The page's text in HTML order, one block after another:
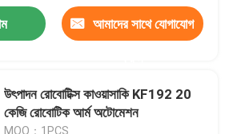
আমাদের সাথে যোগাযোগ
উৎপাদন রোবোটিক্স কাওয়াসাকি KF192 20
কেজি রোবোটিক আর্ম অটোমেশন
MOQ：1PCS